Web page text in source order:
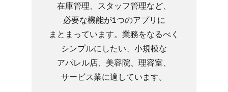
在庫管理、​スタッフ管理など、​
必要な​機能が​1つの​アプリに​
まとまっています。​業務を​なるべく​
シンプルに​したい、​小規模な​
アパレル店、​美容院、​理容室、​
サービス業に​適しています。